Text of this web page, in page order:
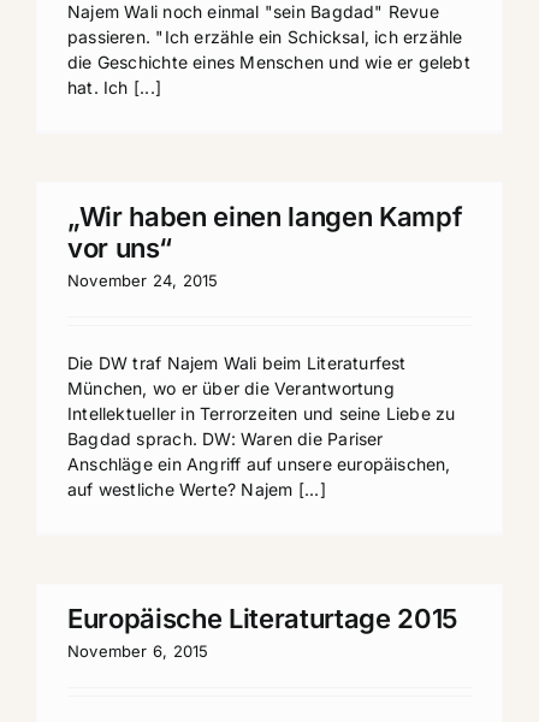
Najem Wali noch einmal "sein Bagdad" Revue
passieren. "Ich erzähle ein Schicksal, ich erzähle
die Geschichte eines Menschen und wie er gelebt
hat. Ich [...]
„Wir haben einen langen Kampf
vor uns“
November 24, 2015
Die DW traf Najem Wali beim Literaturfest
München, wo er über die Verantwortung
Intellektueller in Terrorzeiten und seine Liebe zu
Bagdad sprach. DW: Waren die Pariser
Anschläge ein Angriff auf unsere europäischen,
auf westliche Werte? Najem [...]
Europäische Literaturtage 2015
November 6, 2015